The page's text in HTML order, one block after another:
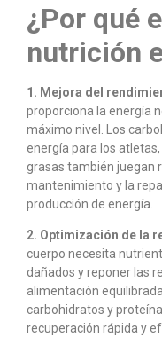
¿Por qué
nutrición
1. Mejora del
proporciona la energía
máximo nivel. Los
energía para los
grasas también juegan
mantenimiento y la
producción de energía.
2. Optimización de la
cuerpo necesita
dañados y reponer las
alimentación
carbohidratos y
recuperación rápida y